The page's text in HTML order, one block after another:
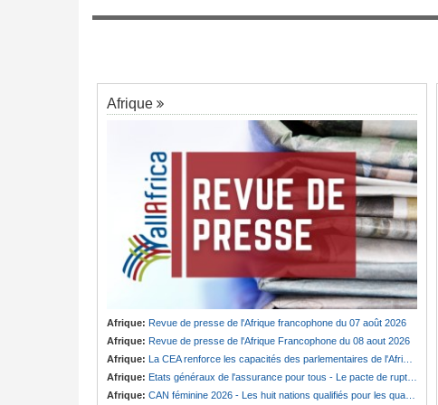
Afrique
Afrique: Revue de presse de l'Afrique francophone du 07 août 2026
Afrique: Revue de presse de l'Afrique Francophone du 08 aout 2026
Afrique: La CEA renforce les capacités des parlementaires de l'Afrique de l'Est
Afrique: Etats généraux de l'assurance pour tous - Le pacte de rupture
Afrique: CAN féminine 2026 - Les huit nations qualifiés pour les quarts de finale
de Biya - Le
Badjeck